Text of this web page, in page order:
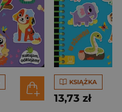
KSIĄŻKA
13,73 zł